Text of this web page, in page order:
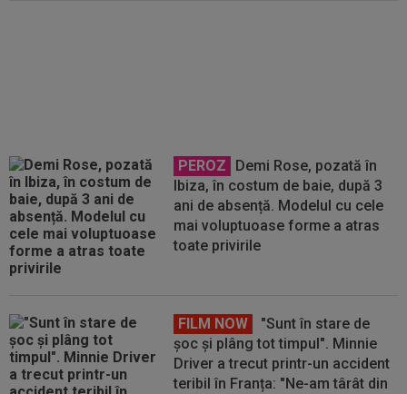
PEROZ
Demi Rose, pozată în
Ibiza, în costum de baie, după 3
ani de absență. Modelul cu cele
mai voluptuoase forme a atras
toate privirile
FILM NOW
"Sunt în stare de
șoc și plâng tot timpul". Minnie
Driver a trecut printr-un accident
teribil în Franța: "Ne-am târât din